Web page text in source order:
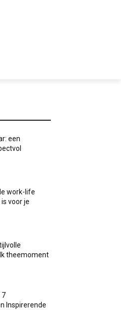
een
work-life
voor je
theemoment
7
Inspirerende